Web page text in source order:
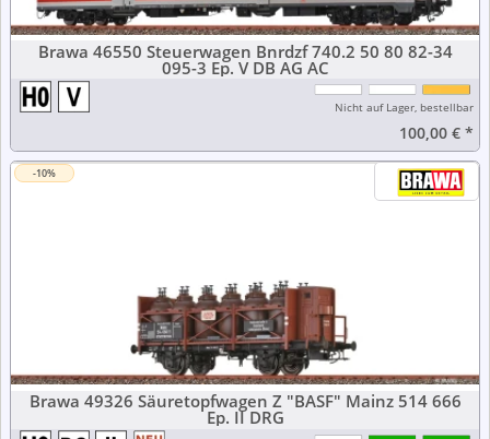
Brawa 46550 Steuerwagen Bnrdzf 740.2 50 80 82-34
095-3 Ep. V DB AG AC
Nicht auf Lager, bestellbar
100,00 €*
-10%
Brawa 49326 Säuretopfwagen Z "BASF" Mainz 514 666
Ep. II DRG